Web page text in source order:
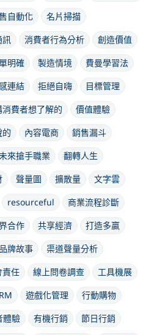
自動化
名片掃描
訊 消費者行為分析
創造價值
明確 製造情境
費曼學習法
連結 拒絕自嗨
目標管理
消費者想了解的
價值體驗
內容電商
銷售漏斗
來搶手職業
翻轉人生
聲量圖 擴散量
文字雲
resourceful
商業流程診斷
合作 共享經濟
打造多贏
品牌故事
渠道聲量分析
責任 線上問卷調查
工具機展
遊戲化管理
行動購物
體驗 有機行銷
節日行銷